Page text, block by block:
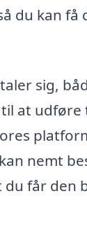
du kan få
sig,
at
nemt
får den